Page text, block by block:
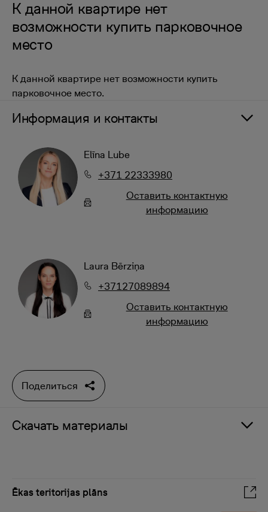
К данной квартире нет
возможности купить парковочное
место
К данной квартире нет возможности купить
парковочное место.
Информация и контакты
Elīna Lube
+371 22333980
Oставить контактную
информацию
Laura Bērziņa
+37127089894
Oставить контактную
информацию
Поделиться
Скачать материалы
Ēkas teritorijas plāns